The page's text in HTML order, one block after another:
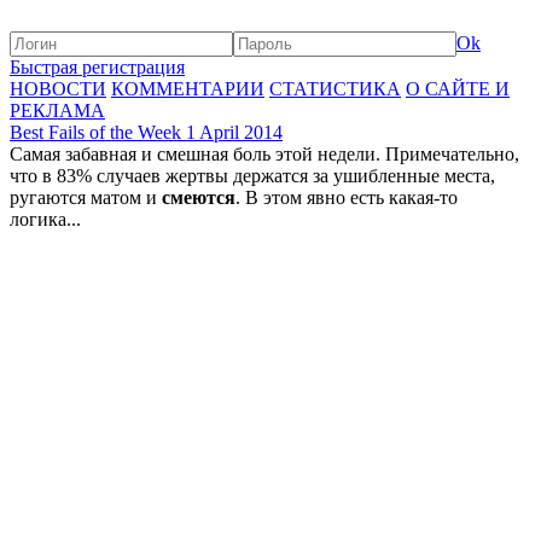
Ok
Быстрая регистрация
НОВОСТИ КОММЕНТАРИИ СТАТИСТИКА О САЙТЕ И
РЕКЛАМА
Best Fails of the Week 1 April 2014
Самая забавная и смешная боль этой недели. Примечательно,
что в 83% случаев жертвы держатся за ушибленные места,
ругаются матом и смеются. В этом явно есть какая-то
логика...